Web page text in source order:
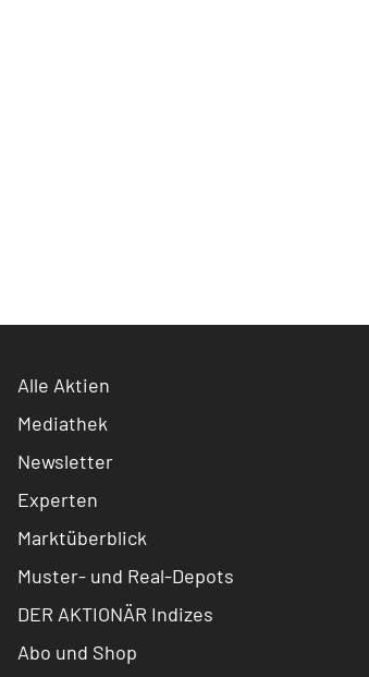
Alle Aktien
Mediathek
Newsletter
Experten
Marktüberblick
Muster- und Real-Depots
DER AKTIONÄR Indizes
Abo und Shop